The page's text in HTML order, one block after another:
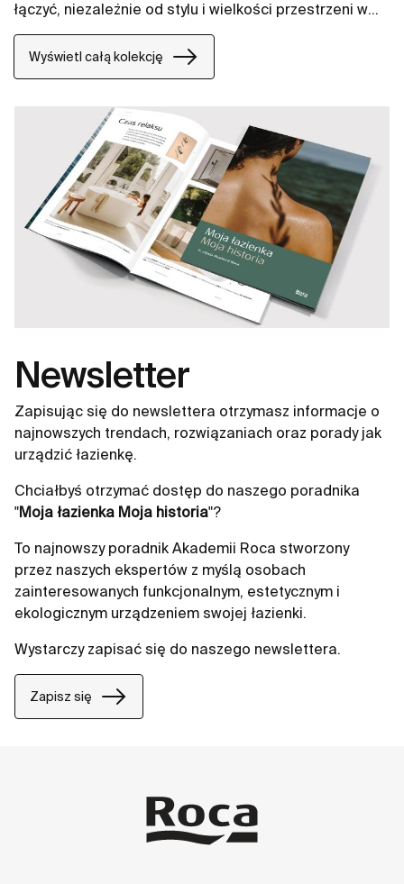
łączyć, niezależnie od stylu i wielkości przestrzeni w
łazience. W naszych propozycjach znajdują się między
innymi umywalki Gap, miski WC Gap, deski WC i bidety
Gap.
Wyświetl całą kolekcję
Newsletter
Zapisując się do newslettera otrzymasz informacje o
najnowszych trendach, rozwiązaniach oraz porady jak
urządzić łazienkę.
Chciałbyś otrzymać dostęp do naszego poradnika
"Moja łazienka Moja historia"?
To najnowszy poradnik Akademii Roca stworzony
przez naszych ekspertów z myślą osobach
zainteresowanych funkcjonalnym, estetycznym i
ekologicznym urządzeniem swojej łazienki.
Wystarczy zapisać się do naszego newslettera.
Zapisz się